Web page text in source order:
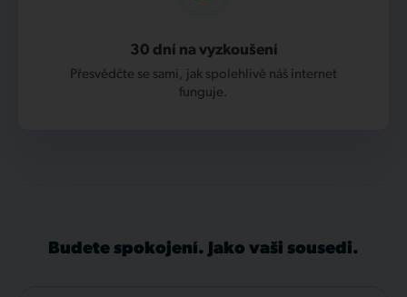
30 dní na vyzkoušení
Přesvědčte se sami, jak spolehlivě náš internet
funguje.
Budete spokojení. Jako vaši sousedi.